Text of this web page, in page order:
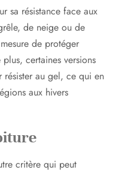
sa résistance face aux
de neige ou de
de protéger
certaines versions
résister au gel, ce qui en
aux hivers
critère qui peut